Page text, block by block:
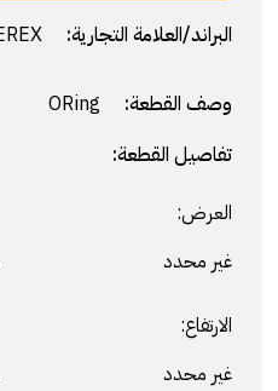
البراند/العلامة التجارية: TEREX
وصف القطعة:
تفاصيل القطعة:
العرض:
غير محدد
الارتفاع:
غير محدد